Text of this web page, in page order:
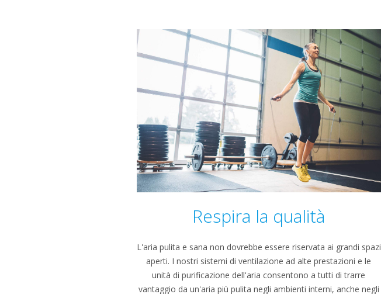
Respira la qualità
L'aria pulita e sana non dovrebbe essere riservata ai grandi spazi
aperti. I nostri sistemi di ventilazione ad alte prestazioni e le
unità di purificazione dell'aria consentono a tutti di trarre
vantaggio da un'aria più pulita negli ambienti interni, anche negli